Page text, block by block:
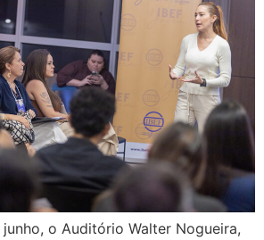
o Auditório Walter Nogueira,